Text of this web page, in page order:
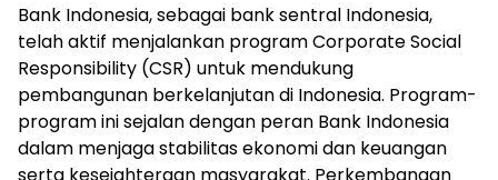
Bank Indonesia, sebagai bank sentral Indonesia,
telah aktif menjalankan program Corporate Social
Responsibility (CSR) untuk mendukung
pembangunan berkelanjutan di Indonesia. Program-
program ini sejalan dengan peran Bank Indonesia
dalam menjaga stabilitas ekonomi dan keuangan
serta kesejahteraan masyarakat. Perkembangan